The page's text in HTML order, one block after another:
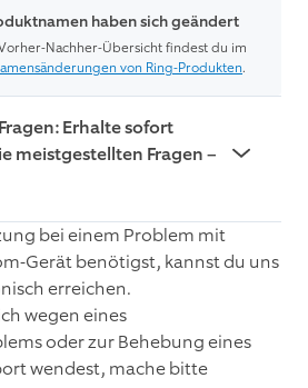
haben sich geändert
Nachher-Übersicht findest du im
von Ring-Produkten.
Erhalte sofort
meistgestellten Fragen –
Ring Intercom-Geräte mit
kompatibel ist?
ob deine vorhandene
mit Ring Intercom
du auf ring.com eine
bei einem Problem mit
Gerät benötigst, kannst du uns
erreichen.
wegen eines
oder zur Behebung eines
wendest, mache bitte